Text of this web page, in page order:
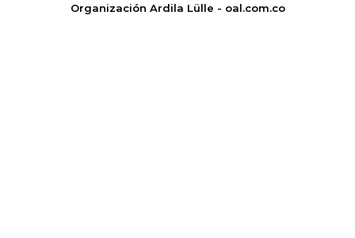
Organización Ardila Lülle - oal.com.co